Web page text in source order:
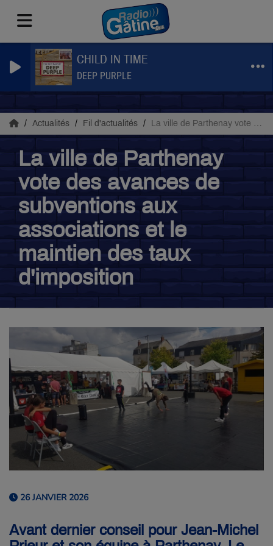
CHILD IN TIME
DEEP PURPLE
Actualités Fil d'actualités La ville de Parthenay vote des avances de subventions aux associations et le maintien des taux d'imposition
La ville de Parthenay
vote des avances de
subventions aux
associations et le
maintien des taux
d'imposition
26 JANVIER 2026
Avant dernier conseil pour Jean-Michel